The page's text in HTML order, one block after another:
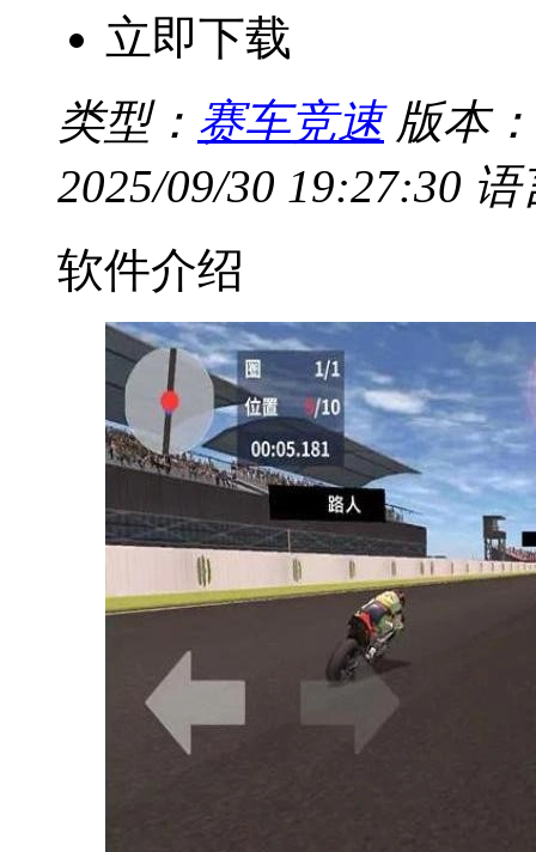
立即下载
类型： 赛车竞速 版本
2025/09/30 19:27:30 语
软件介绍